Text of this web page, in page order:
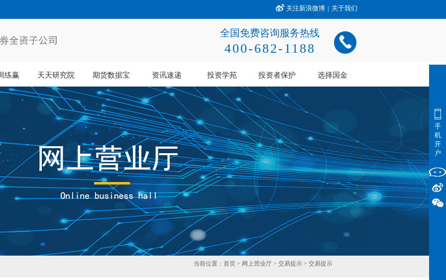
关注新浪微博 | 关于我们
全国免费咨询服务热线
400-682-1188
练赢 天天研究院 期货数据宝 资讯速递 投资学苑 投资者保护 选择国金
当前位置： 首页 > 网上营业厅 > 交易提示 > 交易提示
手
机
开
户